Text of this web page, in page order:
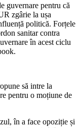
guvernare pentru că
zgârie la ușa
politică. Forțele
sanitar contra
în acest ciclu
să intre la
pentru o moțiune de
în a face opoziție și